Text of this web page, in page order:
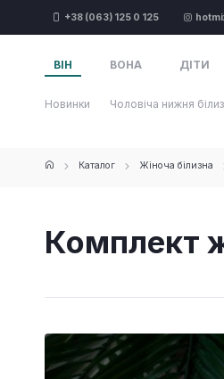
+38 (063) 125 0 125
ВІН ВОНА ДІТИ
Новинки Чоловіча нижня
Каталог Жіноча білизна
Комплект